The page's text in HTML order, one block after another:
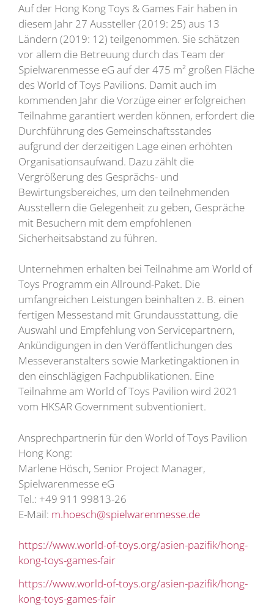
Auf der Hong Kong Toys & Games Fair haben in
diesem Jahr 27 Aussteller (2019: 25) aus 13
Ländern (2019: 12) teilgenommen. Sie schätzen
vor allem die Betreuung durch das Team der
Spielwarenmesse eG auf der 475 m² großen Fläche
des World of Toys Pavilions. Damit auch im
kommenden Jahr die Vorzüge einer erfolgreichen
Teilnahme garantiert werden können, erfordert die
Durchführung des Gemeinschaftsstandes
aufgrund der derzeitigen Lage einen erhöhten
Organisationsaufwand. Dazu zählt die
Vergrößerung des Gesprächs- und
Bewirtungsbereiches, um den teilnehmenden
Ausstellern die Gelegenheit zu geben, Gespräche
mit Besuchern mit dem empfohlenen
Sicherheitsabstand zu führen.
Unternehmen erhalten bei Teilnahme am World of
Toys Programm ein Allround-Paket. Die
umfangreichen Leistungen beinhalten z. B. einen
fertigen Messestand mit Grundausstattung, die
Auswahl und Empfehlung von Servicepartnern,
Ankündigungen in den Veröffentlichungen des
Messeveranstalters sowie Marketingaktionen in
den einschlägigen Fachpublikationen. Eine
Teilnahme am World of Toys Pavilion wird 2021
vom HKSAR Government subventioniert.
Ansprechpartnerin für den World of Toys Pavilion
Hong Kong:
Marlene Hösch, Senior Project Manager,
Spielwarenmesse eG
Tel.: +49 911 99813-26
E-Mail: m.hoesch@spielwarenmesse.de
https://www.world-of-toys.org/asien-pazifik/hong-
kong-toys-games-fair
https://www.world-of-toys.org/asien-pazifik/hong-
kong-toys-games-fair